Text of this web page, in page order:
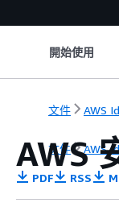
開始使用
文件 AWS
文件 AWS
AWS
PDF RSS